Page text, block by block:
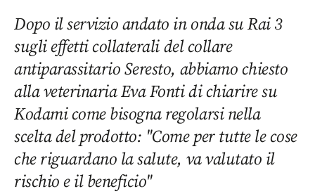
Dopo il servizio andato in onda su Rai 3
sugli effetti collaterali del collare
antiparassitario Seresto, abbiamo chiesto
alla veterinaria Eva Fonti di chiarire su
Kodami come bisogna regolarsi nella
scelta del prodotto: "Come per tutte le cose
che riguardano la salute, va valutato il
rischio e il beneficio"